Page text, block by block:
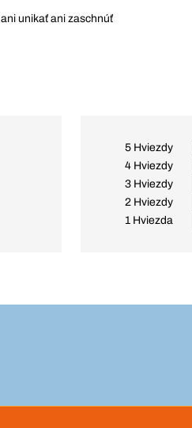
unikať ani zaschnúť
5 Hviezdy
4 Hviezdy
3 Hviezdy
2 Hviezdy
1 Hviezda